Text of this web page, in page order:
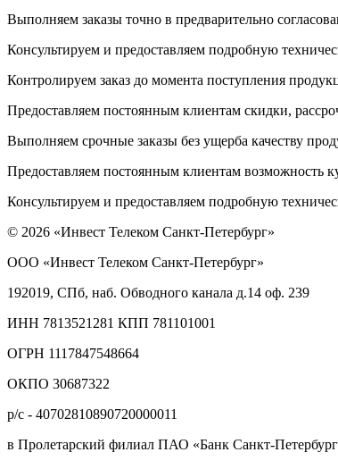
Выполняем заказы точно в предварительно
Консультируем и предоставляем подробную
Контролируем заказ до момента поступления
Предоставляем постоянным клиентам скидки,
Выполняем срочные заказы без ущерба качеству
Предоставляем постоянным клиентам возможность
Консультируем и предоставляем подробную
© 2026 «Инвест Телеком Санкт-Петербург»
ООО «Инвест Телеком Санкт-Петербург»
192019, СПб, наб. Обводного канала д.14 оф. 239
ИНН 7813521281 КПП 781101001
ОГРН 1117847548664
ОКПО 30687322
р/с - 40702810890720000011
в Пролетарский филиал ПАО «Банк Санкт-